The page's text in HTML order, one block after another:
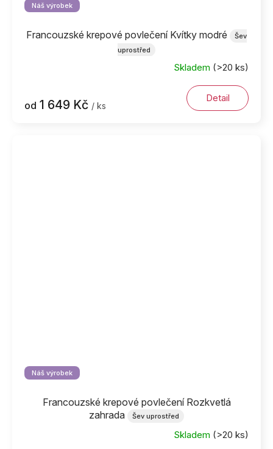
Náš výrobek
Francouzské krepové povlečení Kvítky modré
Šev
uprostřed
Skladem (>20 ks)
od 1 649 Kč / ks
Detail
Náš výrobek
Francouzské krepové povlečení Rozkvetlá
zahrada
Šev uprostřed
Skladem (>20 ks)